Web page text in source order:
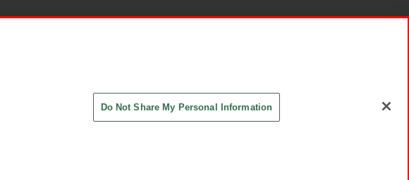
Do Not Share My Personal Information